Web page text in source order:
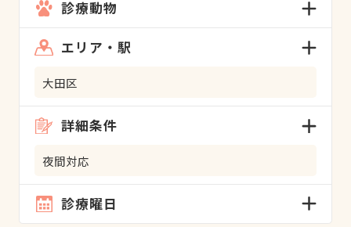
診療動物
エリア・駅
大田区
詳細条件
夜間対応
診療曜日